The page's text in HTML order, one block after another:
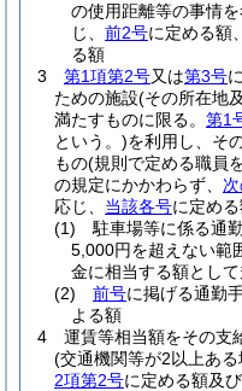
の使用距離等の事情
じ、 前2号に定める額、
る額
3
第1項第2号又は第3号
ための施設(その所在地
満たすものに限る。 第1
という。)を利用し、そ
もの(規則で定める職員
の規定にかかわらず、
応じ、 当該各号に定める
(1)
駐車場等に係る通
5,000円を超えない範
金に相当する額とし
(2)
前号に掲げる通勤
よる額
4
運賃等相当額をその支
(交通機関等が2以上あ
2項第2号に定める額及び